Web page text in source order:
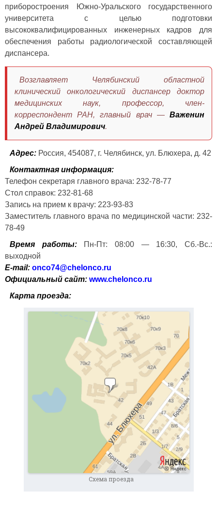
приборостроения Южно-Уральского государственного
университета с целью подготовки
высококвалифицированных инженерных кадров для
обеспечения работы радиологической составляющей
диспансера.
Возглавляет Челябинский областной
клинический онкологический диспансер доктор
медицинских наук, профессор, член-
корреспондент РАН, главный врач — Важенин
Андрей Владимирович.
Адрес: Россия, 454087, г. Челябинск, ул. Блюхера, д. 42
Контактная информация:
Телефон секретаря главного врача: 232-78-77
Стол справок: 232-81-68
Запись на прием к врачу: 223-93-83
Заместитель главного врача по медицинской части: 232-
78-49
Время работы:Пн-Пт: 08:00 — 16:30, Сб.-Вс.:
выходной
E-mail: onco74@chelonco.ru
Официальный сайт: www.chelonco.ru
Карта проезда:
Схема проезда